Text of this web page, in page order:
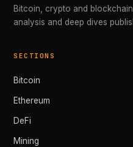
Bitcoin, crypto and
analysis and deep dives
SECTIONS
Bitcoin
Ethereum
DeFi
Mining